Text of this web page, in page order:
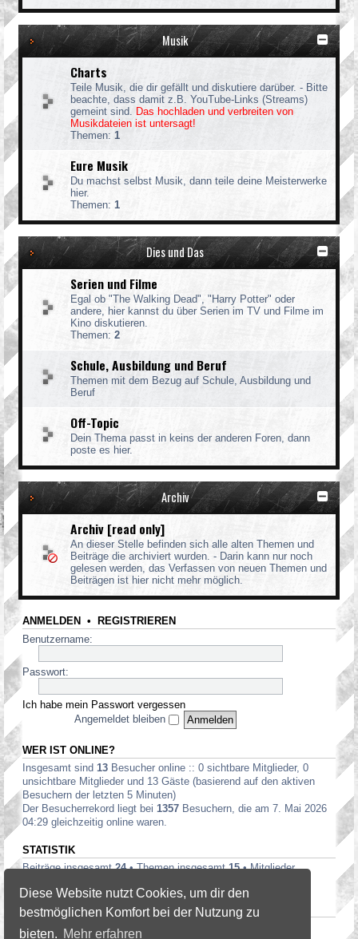
Diese Website nutzt Cookies, um dir den
bestmöglichen Komfort bei der Nutzung zu
bieten. Mehr erfahren
Musik
Charts
Teile Musik, die dir gefällt und diskutiere darüber. - Bitte
beachte, dass damit z.B. YouTube-Links (Streams)
gemeint sind. Das hochladen und verbreiten von
Musikdateien ist untersagt!
Themen: 1
Eure Musik
Du machst selbst Musik, dann teile deine Meisterwerke
hier.
Themen: 1
Dies und Das
Serien und Filme
Egal ob "The Walking Dead", "Harry Potter" oder
andere, hier kannst du über Serien im TV und Filme im
Kino diskutieren.
Themen: 2
Schule, Ausbildung und Beruf
Themen mit dem Bezug auf Schule, Ausbildung und
Beruf
Off-Topic
Dein Thema passt in keins der anderen Foren, dann
poste es hier.
Archiv
Archiv [read only]
An dieser Stelle befinden sich alle alten Themen und
Beiträge die archiviert wurden. - Darin kann nur noch
gelesen werden, das Verfassen von neuen Themen und
Beiträgen ist hier nicht mehr möglich.
ANMELDEN • REGISTRIEREN
Benutzername:
Passwort:
Ich habe mein Passwort vergessen
Angemeldet bleiben
WER IST ONLINE?
Insgesamt sind 13 Besucher online :: 0 sichtbare Mitglieder, 0
unsichtbare Mitglieder und 13 Gäste (basierend auf den aktiven
Besuchern der letzten 5 Minuten)
Der Besucherrekord liegt bei 1357 Besuchern, die am 7. Mai 2026
04:29 gleichzeitig online waren.
STATISTIK
Beiträge insgesamt24• Themen insgesamt15• Mitglieder
DANKSAGUNGEN TOPLISTE — 20
Tminus10(3), David